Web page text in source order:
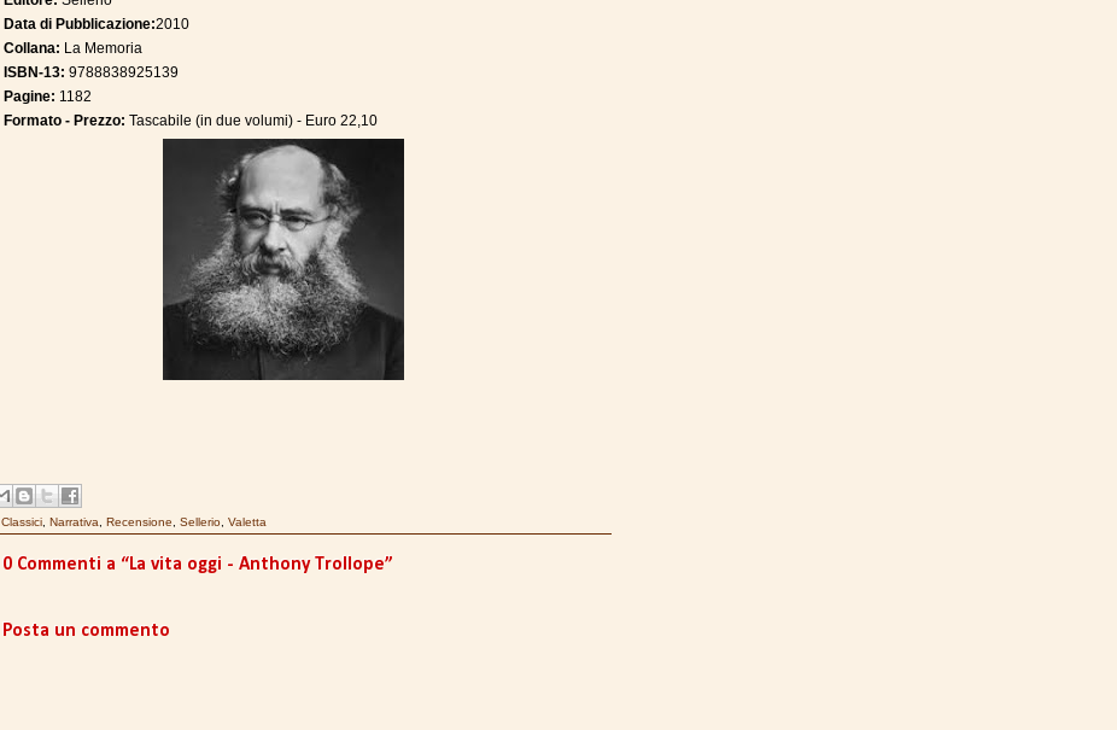
Data di Pubblicazione:2010
Collana: La Memoria
ISBN-13: 9788838925139
Pagine: 1182
Formato - Prezzo: Tascabile (in due volumi) - Euro 22,10
Classici Narrativa Recensione Sellerio Valetta
0 Commenti a “La vita oggi - Anthony Trollope”
Posta un commento